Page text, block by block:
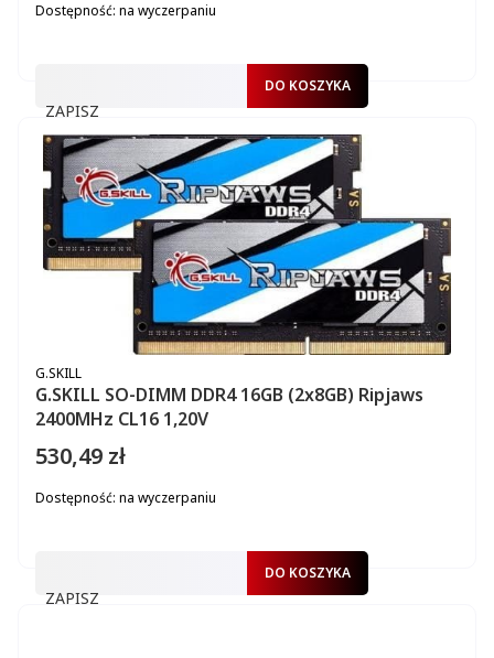
Dostępność: na wyczerpaniu
ZAPISZ
DO KOSZYKA
G.SKILL SO-DIMM DDR4 16GB (2x8GB) Ripjaws
2400MHz CL16 1,20V
PRODUCENT
G.SKILL
Cena
530,49 zł
Dostępność: na wyczerpaniu
ZAPISZ
DO KOSZYKA